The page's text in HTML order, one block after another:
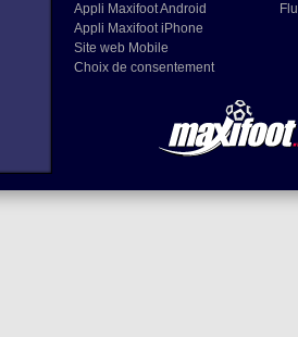
Appli Maxifoot Android
Appli Maxifoot iPhone
Site web Mobile
Choix de consentement